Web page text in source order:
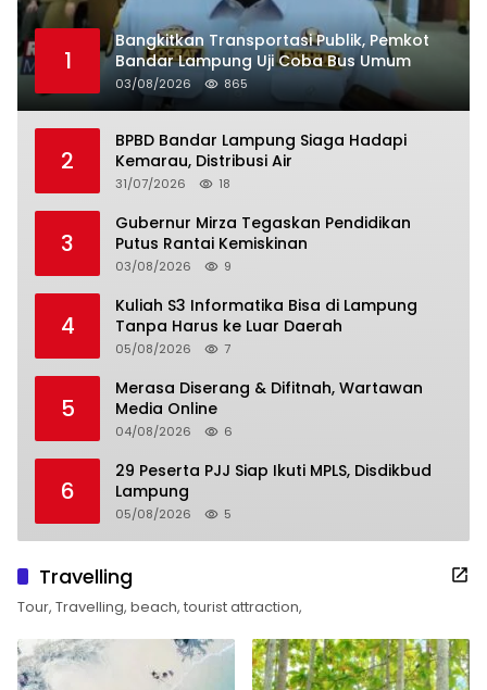
1
Bangkitkan Transportasi Publik, Pemkot
Bandar Lampung Uji Coba Bus Umum
03/08/2026 865
2
BPBD Bandar Lampung Siaga Hadapi
Kemarau, Distribusi Air
31/07/2026 18
3
Gubernur Mirza Tegaskan Pendidikan
Putus Rantai Kemiskinan
03/08/2026 9
4
Kuliah S3 Informatika Bisa di Lampung
Tanpa Harus ke Luar Daerah
05/08/2026 7
5
Merasa Diserang & Difitnah, Wartawan
Media Online
04/08/2026 6
6
29 Peserta PJJ Siap Ikuti MPLS, Disdikbud
Lampung
05/08/2026 5
Travelling
Tour, Travelling, beach, tourist attraction,